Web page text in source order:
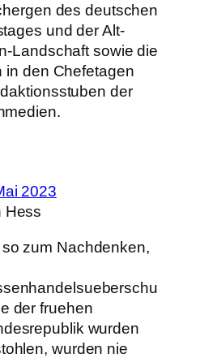
des deutschen
und der Alt-
Landschaft sowie die
in den Chefetagen
der
2023
Hess
zum Nachdenken,
der fruehen
wurden
wurden nie